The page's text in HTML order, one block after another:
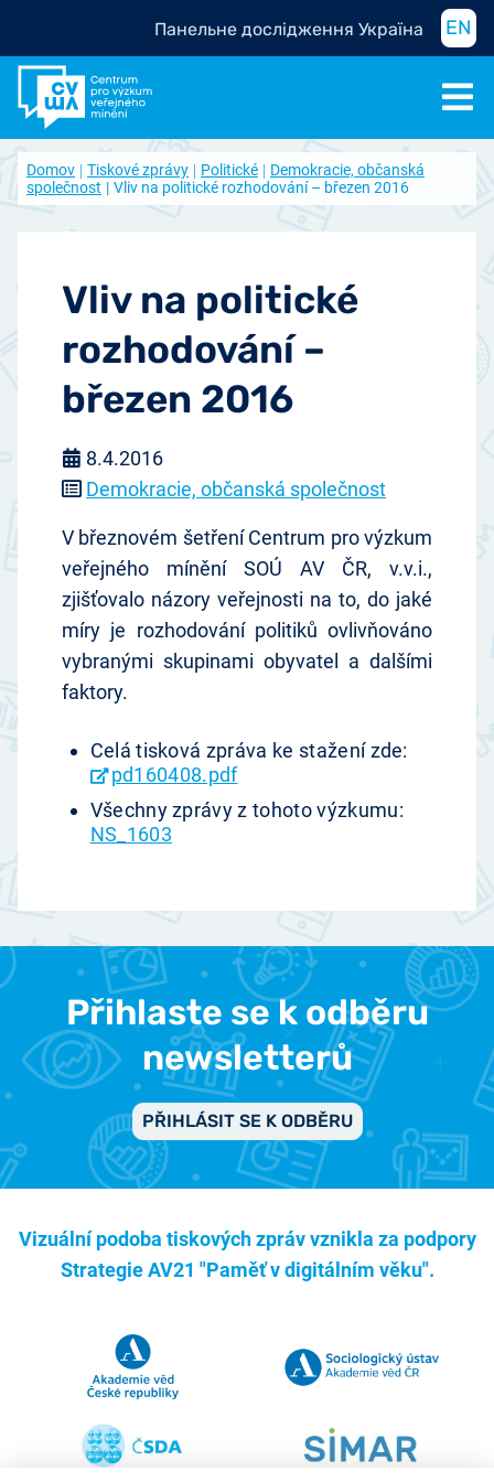
Панельне дослідження Україна EN
Domov Tiskové zprávy Politické
Demokracie, občanská
společnost
Vliv na politické rozhodování – březen 2016
Vliv na politické
rozhodování –
březen 2016
8.4.2016
Demokracie, občanská společnost
V březnovém šetření Centrum pro výzkum
veřejného mínění SOÚ AV ČR, v.v.i.,
zjišťovalo názory veřejnosti na to, do jaké
míry je rozhodování politiků ovlivňováno
vybranými skupinami obyvatel a dalšími
faktory.
Celá tisková zpráva ke stažení zde:
pd160408.pdf
Všechny zprávy z tohoto výzkumu:
NS_1603
Přihlaste se k odběru
newsletterů
PŘIHLÁSIT SE K ODBĚRU
Vizuální podoba tiskových zpráv vznikla za podpory
Strategie AV21 "Paměť v digitálním věku".